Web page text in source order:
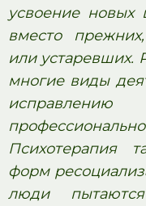
усвоение новых
вместо
или устаревших.
многие виды
Психотерапия
форм
люди